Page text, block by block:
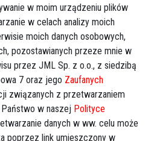
REKLAMA
Publiczna,Ostrołęka,styczeń
w moim urządzeniu plików
w celach analizy moich
moich danych osobowych,
pozostawianych przeze mnie w
przez JML Sp. z o.o., z siedzibą
7 oraz jego Zaufanych
związanych z przetwarzaniem
w naszej Polityce
danych w ww. celu może
poprzez link umieszczony w